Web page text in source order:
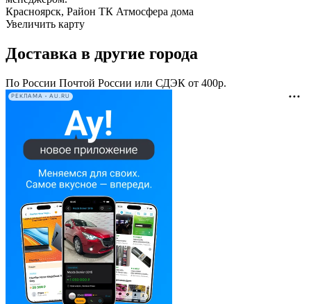
Красноярск, Район ТК Атмосфера дома
Увеличить карту
Доставка в другие города
По России Почтой России или СДЭК от 400р.
РЕКЛАМА • AU.RU